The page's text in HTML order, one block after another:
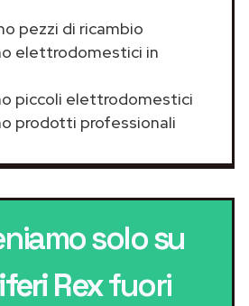
pezzi di ricambio
elettrodomestici in
piccoli elettrodomestici
prodotti professionali
solo su
Rexfuori